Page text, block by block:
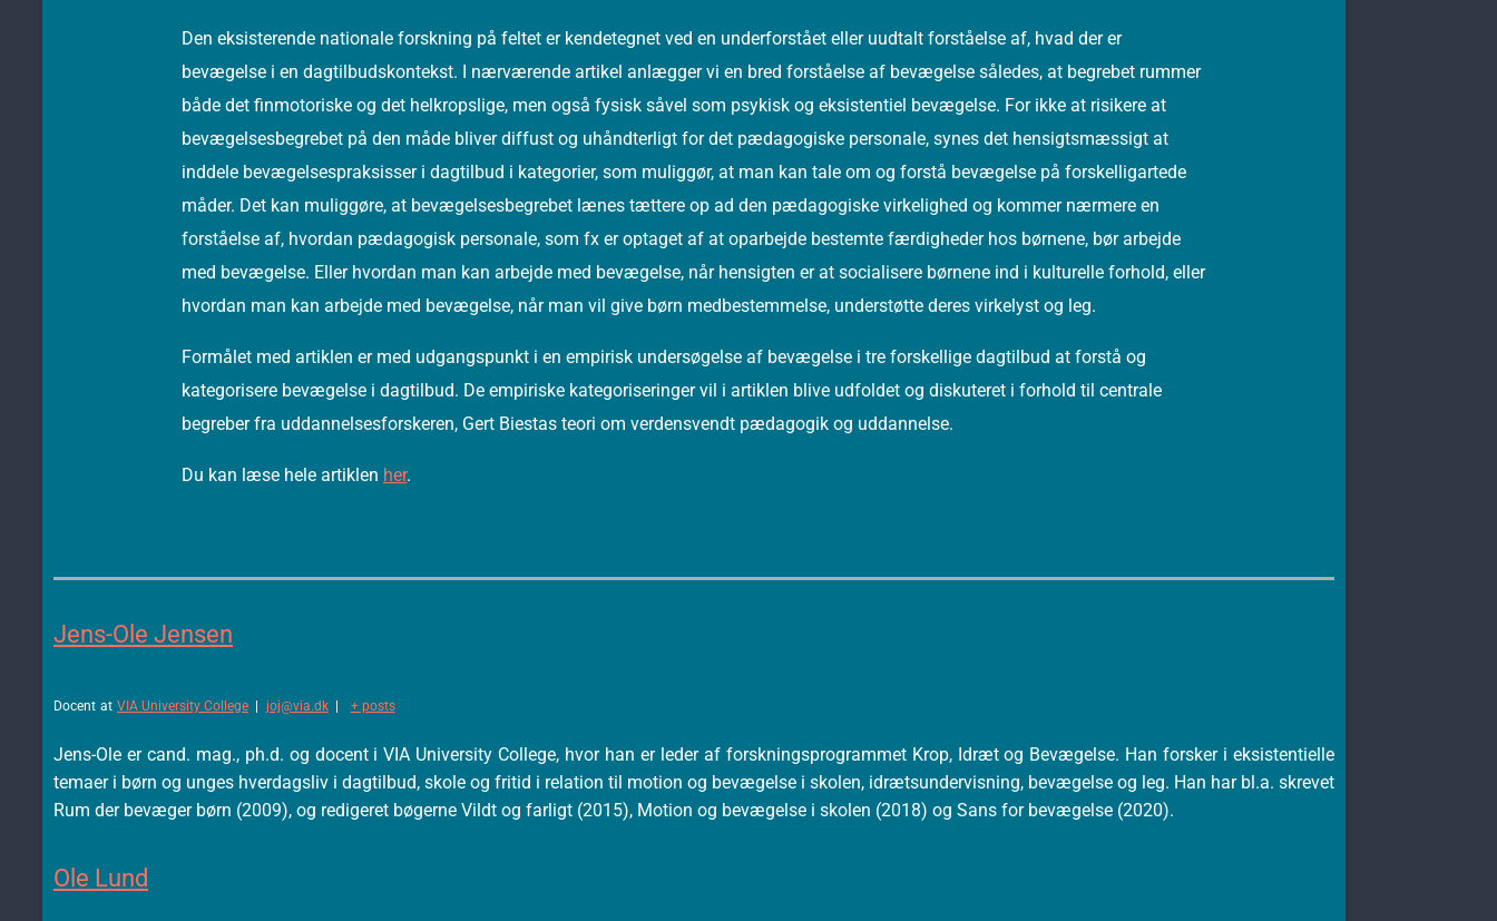
Den eksisterende nationale forskning på feltet er kendetegnet ved en underforstået eller uudtalt forståelse af, hvad der er
bevægelse i en dagtilbudskontekst. I nærværende artikel anlægger vi en bred forståelse af bevægelse således, at begrebet rummer
både det finmotoriske og det helkropslige, men også fysisk såvel som psykisk og eksistentiel bevægelse. For ikke at risikere at
bevægelsesbegrebet på den måde bliver diffust og uhåndterligt for det pædagogiske personale, synes det hensigtsmæssigt at
inddele bevægelsespraksisser i dagtilbud i kategorier, som muliggør, at man kan tale om og forstå bevægelse på forskelligartede
måder. Det kan muliggøre, at bevægelsesbegrebet lænes tættere op ad den pædagogiske virkelighed og kommer nærmere en
forståelse af, hvordan pædagogisk personale, som fx er optaget af at oparbejde bestemte færdigheder hos børnene, bør arbejde
med bevægelse. Eller hvordan man kan arbejde med bevægelse, når hensigten er at socialisere børnene ind i kulturelle forhold, eller
hvordan man kan arbejde med bevægelse, når man vil give børn medbestemmelse, understøtte deres virkelyst og leg.
Formålet med artiklen er med udgangspunkt i en empirisk undersøgelse af bevægelse i tre forskellige dagtilbud at forstå og
kategorisere bevægelse i dagtilbud. De empiriske kategoriseringer vil i artiklen blive udfoldet og diskuteret i forhold til centrale
begreber fra uddannelsesforskeren, Gert Biestas teori om verdensvendt pædagogik og uddannelse.
Du kan læse hele artiklen her.
Jens-Ole Jensen
Docent at VIA University College | joj@via.dk | + posts
Jens-Ole er cand. mag., ph.d. og docent i VIA University College, hvor han er leder af forskningsprogrammet Krop, Idræt og Bevægelse. Han forsker i eksistentielle
temaer i børn og unges hverdagsliv i dagtilbud, skole og fritid i relation til motion og bevægelse i skolen, idrætsundervisning, bevægelse og leg. Han har bl.a. skrevet
Rum der bevæger børn (2009), og redigeret bøgerne Vildt og farligt (2015), Motion og bevægelse i skolen (2018) og Sans for bevægelse (2020).
Ole Lund